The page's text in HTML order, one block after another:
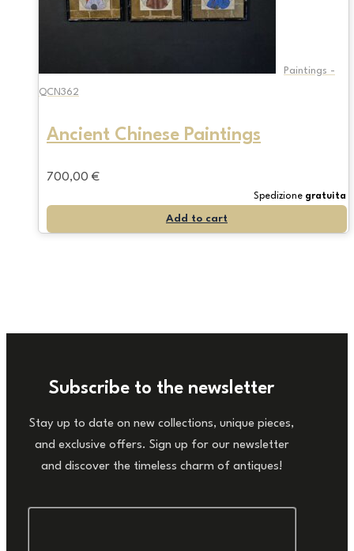
Paintings -
QCN362
Ancient Chinese Paintings
700,00 €
Spedizione gratuita
Add to cart
Subscribe to the newsletter
Stay up to date on new collections, unique pieces,
and exclusive offers. Sign up for our newsletter
and discover the timeless charm of antiques!